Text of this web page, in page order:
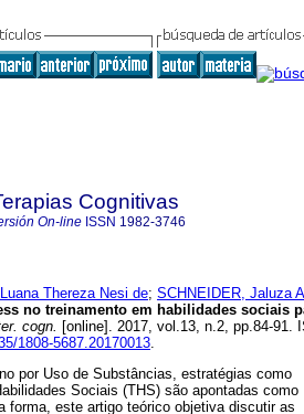
Cognitivas
On-line ISSN 1982-3746
Thereza Nesi de; SCHNEIDER, Jaluza
no treinamento em habilidades sociais
cogn. [online]. 2017, vol.13, n.2, pp.84-91.
1808-5687.20170013.
por Uso de Substâncias, estratégias como
Sociais (THS) são apontadas como
forma, este artigo teórico objetiva discutir as